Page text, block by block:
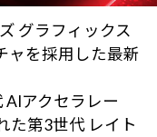
グラフィックス
ャを採用した最新
アクセラレー
た第3世代 レイト